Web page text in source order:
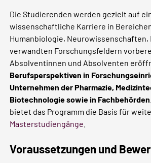
Die Studierenden werden gezielt auf
wissenschaftliche Karriere in
Humanbiologie, Neurowissenschaften,
verwandten Forschungsfeldern
Absolventinnen und Absolventen
Berufsperspektiven in
Unternehmen der Pharmazie,
Biotechnologie sowie in Fachbehörden
bietet das Programm die Basis für
Masterstudiengänge
Voraussetzungen und